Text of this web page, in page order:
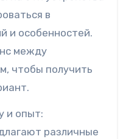
в
и особенностей.
между
чтобы получить
и опыт:
различные